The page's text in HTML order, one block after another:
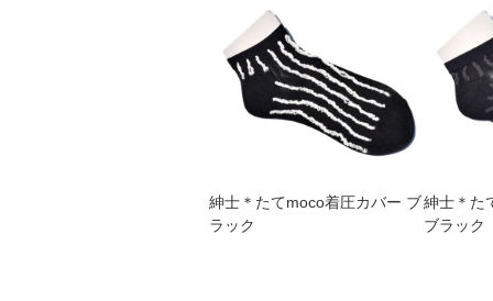
紳士＊たてmoco着圧カバー ブ
ラック
紳士＊た
ブラック